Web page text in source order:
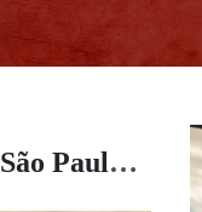
São Pedro e São Paulo: inspiradores da Igreja sinodal